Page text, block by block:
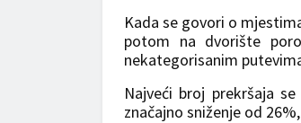
Kada se govori o
potom na dvorište
nekategorisanim
Najveći broj prekršaja
značajno sniženje od